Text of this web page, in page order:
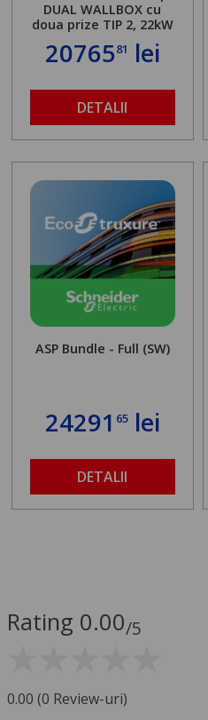
DUAL WALLBOX cu
doua prize TIP 2, 22kW
2076581 lei
DETALII
ASP Bundle - Full (SW)
24291 65lei
DETALII
Rating 0.00/5
0.00 (0 Review-uri)